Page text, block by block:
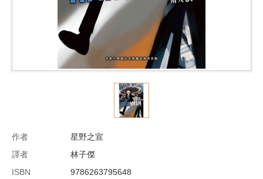
作者
星野之宣
譯者
林子傑
ISBN
9786263795648